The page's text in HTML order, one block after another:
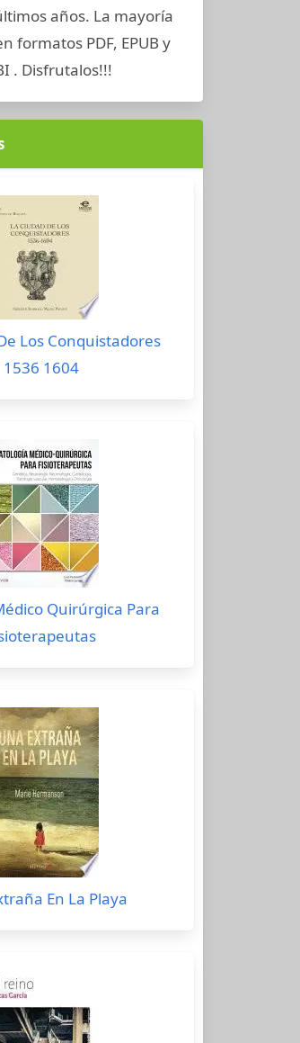
años. La mayoría
formatos PDF, EPUB y
. Disfrutalos!!!
Los Conquistadores
1536 1604
Quirúrgica Para
En La Playa